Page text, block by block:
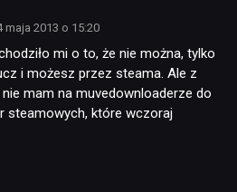
maja 2013 o 15:20
mi o to, że nie można, tylko
i możesz przez steama. Ale z
mam na muvedownloaderze do
steamowych, które wczoraj